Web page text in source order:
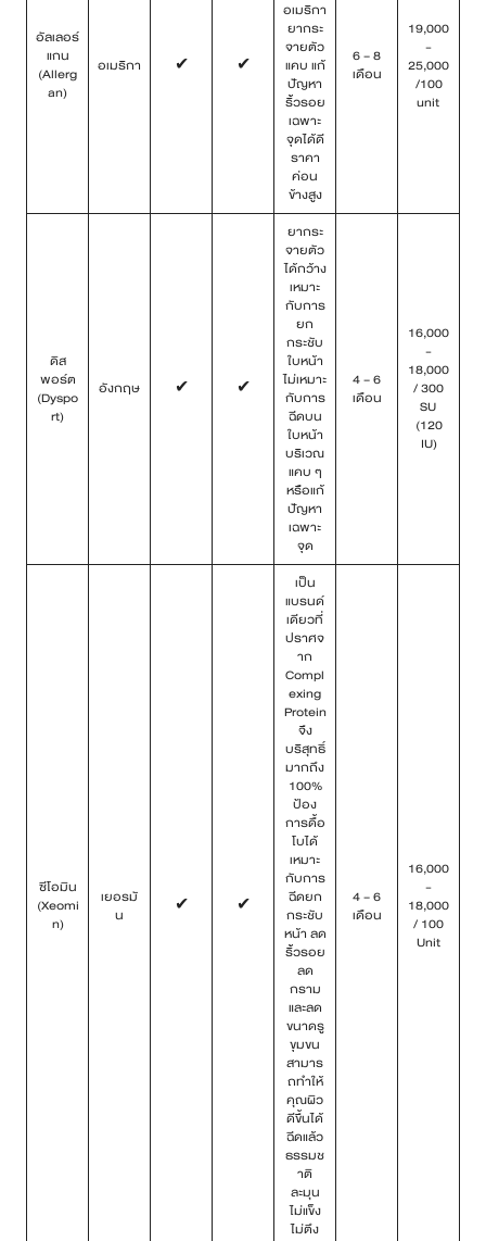
อัลเลอร์
แกน
(Allerg
an)
อเมริกา ✔ ✔
อเมริกา
ยากระ
จายตัว
แคบ แก้
ปัญหา
ริ้วรอย
เฉพาะ
จุดได้ดี
ราคา
ค่อน
ข้างสูง
6 – 8
เดือน
19,000
-
25,000
/100
unit
ดิส
พอร์ต
(Dyspo
rt)
อังกฤษ ✔ ✔
ยากระ
จายตัว
ได้กว้าง
เหมาะ
กับการ
ยก
กระชับ
ใบหน้า
ไม่เหมาะ
กับการ
ฉีดบน
ใบหน้า
บริเวณ
แคบ ๆ
หรือแก้
ปัญหา
เฉพาะ
จุด
4 – 6
เดือน
16,000
-
18,000
/ 300
SU
(120
IU)
ซีโอมิน
(Xeomi
n)
เยอรมั
น
✔ ✔
เป็น
แบรนด์
เดียวที่
ปราศจ
าก
Compl
exing
Protein
จึง
บริสุทธิ์
มากถึง
100%
ป้อง
การดื้อ
โบได้
เหมาะ
กับการ
ฉีดยก
กระชับ
หน้า ลด
ริ้วรอย
ลด
กราม
และลด
ขนาดรู
ขุมขน
สามาร
ถทำให้
คุณผิว
ดีขึ้นได้
ฉีดแล้ว
ธรรมช
าติ
ละมุน
ไม่แข็ง
ไม่ตึง
4 – 6
เดือน
16,000
-
18,000
/ 100
Unit